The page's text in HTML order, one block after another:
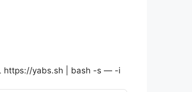
https://yabs.sh | bash -s — -i